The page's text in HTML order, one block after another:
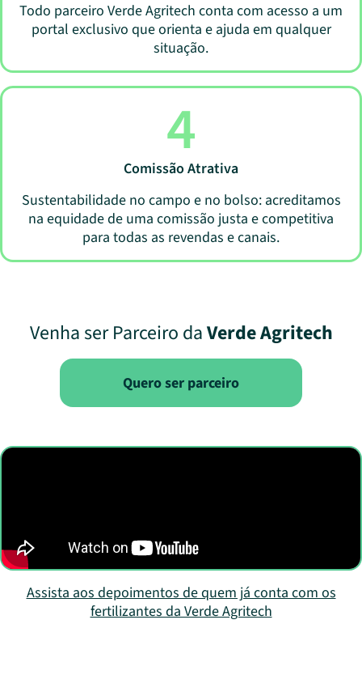
Todo parceiro Verde Agritech conta com acesso a um
portal exclusivo que orienta e ajuda em qualquer
situação.
4
Comissão Atrativa
Sustentabilidade no campo e no bolso: acreditamos
na equidade de uma comissão justa e competitiva
para todas as revendas e canais.
Venha ser Parceiro daVerde Agritech
Quero ser parceiro
Assista aos depoimentos de quem já conta com os
fertilizantes da Verde Agritech